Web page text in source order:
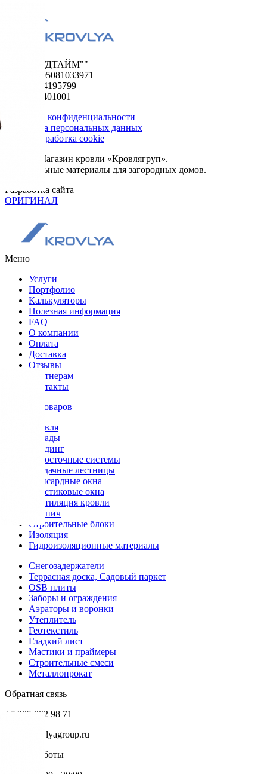
ООО "ФУДТАЙМ""
ОГРН 1195081033971
ИНН 5024195799
КПП 502401001
Политика конфиденциальности
Обработка персональных данных
Сбор и обработка cookie
© 2026. Магазин кровли «Кровлягруп».
Строительные материалы для загородных домов.
Разработка сайта
ОРИГИНАЛ
Меню
Услуги
Портфолио
Калькуляторы
Полезная информация
FAQ
О компании
Оплата
Доставка
Отзывы
Партнерам
Контакты
Каталог товаров
Кровля
Фасады
Сайдинг
Водосточные системы
Чердачные лестницы
Мансардные окна
Пластиковые окна
Вентиляция кровли
Кирпич
Строительные блоки
Изоляция
Гидроизоляционные материалы
Снегозадержатели
Террасная доска, Садовый паркет
OSB плиты
Заборы и ограждения
Аэраторы и воронки
Утеплитель
Геотекстиль
Гладкий лист
Мастики и праймеры
Строительные смеси
Металлопрокат
Обратная связь
+7 985 002 98 71
info@krovlyagroup.ru
Режим работы